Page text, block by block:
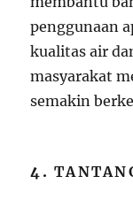
penggunaan
kualitas air
masyarakat
semakin
4.